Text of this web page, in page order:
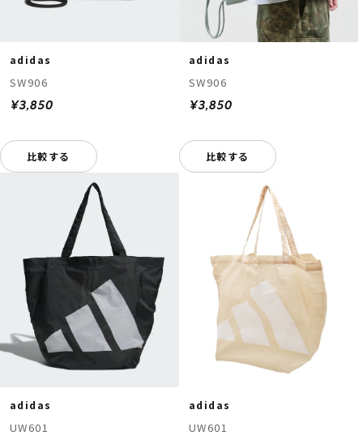
adidas
SW906
¥3,850
比較する
adidas
SW906
¥3,850
比較する
adidas
UW601
adidas
UW601